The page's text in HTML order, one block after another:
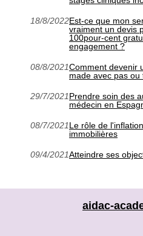
18/8/2022Est-ce que mon
vraiment un devis
100pour-cent
engagement ?
08/8/2021Comment devenir
made avec pas
29/7/2021Prendre soin des
médecin en
08/7/2021Le rôle de
immobilières
09/4/2021Atteindre ses
aidac-